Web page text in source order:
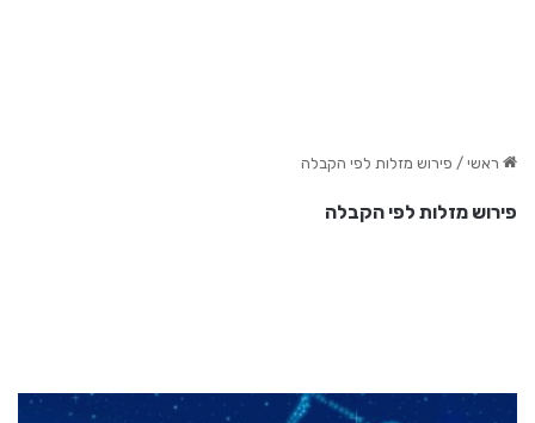
ראשי / פירוש מזלות לפי הקבלה
פירוש מזלות לפי הקבלה